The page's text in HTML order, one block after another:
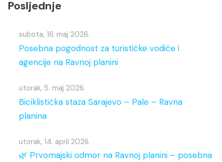
Posljednje
subota, 16. maj 2026.
Posebna pogodnost za turističke vodiče i
agencije na Ravnoj planini
utorak, 5. maj 2026.
Biciklistička staza Sarajevo – Pale – Ravna
planina
utorak, 14. april 2026.
🌿 Prvomajski odmor na Ravnoj planini – posebna